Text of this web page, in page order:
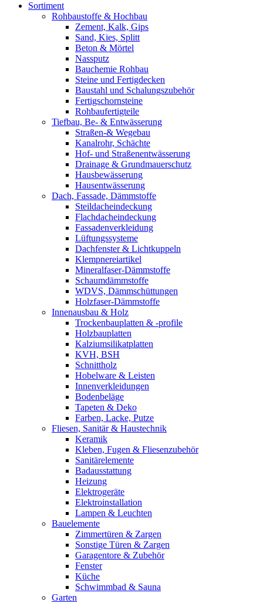
Sortiment
Rohbaustoffe & Hochbau
Zement, Kalk, Gips
Sand, Kies, Splitt
Beton & Mörtel
Nassputz
Bauchemie Rohbau
Steine und Fertigdecken
Baustahl und Schalungszubehör
Fertigschornsteine
Rohbaufertigteile
Tiefbau, Be- & Entwässerung
Straßen-& Wegebau
Kanalrohr, Schächte
Hof- und Straßenentwässerung
Drainage & Grundmauerschutz
Hausbewässerung
Hausentwässerung
Dach, Fassade, Dämmstoffe
Steildacheindeckung
Flachdacheindeckung
Fassadenverkleidung
Lüftungssysteme
Dachfenster & Lichtkuppeln
Klempnereiartikel
Mineralfaser-Dämmstoffe
Schaumdämmstoffe
WDVS, Dämmschüttungen
Holzfaser-Dämmstoffe
Innenausbau & Holz
Trockenbauplatten & -profile
Holzbauplatten
Kalziumsilikatplatten
KVH, BSH
Schnittholz
Hobelware & Leisten
Innenverkleidungen
Bodenbeläge
Tapeten & Deko
Farben, Lacke, Putze
Fliesen, Sanitär & Haustechnik
Keramik
Kleben, Fugen & Fliesenzubehör
Sanitärelemente
Badausstattung
Heizung
Elektrogeräte
Elektroinstallation
Lampen & Leuchten
Bauelemente
Zimmertüren & Zargen
Sonstige Türen & Zargen
Garagentore & Zubehör
Fenster
Küche
Schwimmbad & Sauna
Garten